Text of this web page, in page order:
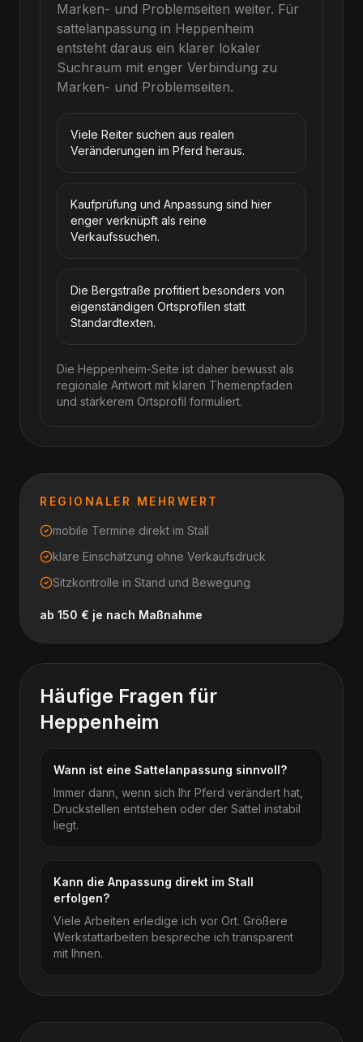
Marken- und Problemseiten weiter. Für
sattelanpassung in Heppenheim
entsteht daraus ein klarer lokaler
Suchraum mit enger Verbindung zu
Marken- und Problemseiten.
Viele Reiter suchen aus realen
Veränderungen im Pferd heraus.
Kaufprüfung und Anpassung sind hier
enger verknüpft als reine
Verkaufssuchen.
Die Bergstraße profitiert besonders von
eigenständigen Ortsprofilen statt
Standardtexten.
Die Heppenheim-Seite ist daher bewusst als
regionale Antwort mit klaren Themenpfaden
und stärkerem Ortsprofil formuliert.
REGIONALER MEHRWERT
mobile Termine direkt im Stall
klare Einschätzung ohne Verkaufsdruck
Sitzkontrolle in Stand und Bewegung
ab 150 € je nach Maßnahme
Häufige Fragen für
Heppenheim
Wann ist eine Sattelanpassung sinnvoll?
Immer dann, wenn sich Ihr Pferd verändert hat,
Druckstellen entstehen oder der Sattel instabil
liegt.
Kann die Anpassung direkt im Stall
erfolgen?
Viele Arbeiten erledige ich vor Ort. Größere
Werkstattarbeiten bespreche ich transparent
mit Ihnen.